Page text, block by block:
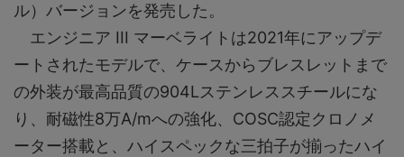
ル）バージョンを発売した。
エンジニア III マーベライトは2021年にアップデ
ートされたモデルで、ケースからブレスレットまで
の外装が最高品質の904Lステンレススチールにな
り、耐磁性8万A/mへの強化、COSC認定クロノメ
ーター搭載と、ハイスペックな三拍子が揃ったハイ